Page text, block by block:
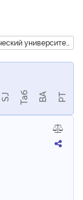
университет
SJ Таб BA РТ